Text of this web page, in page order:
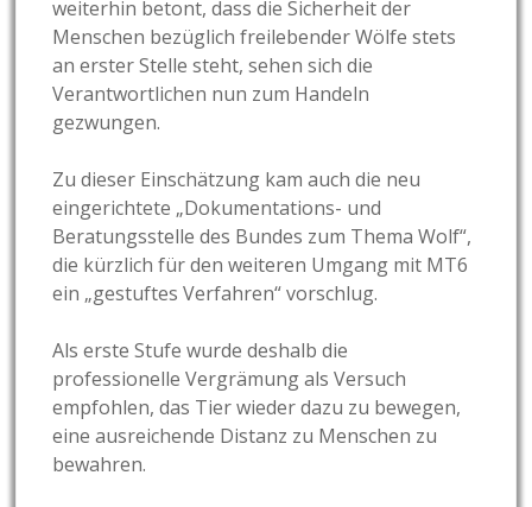
weiterhin betont, dass die Sicherheit der
Menschen bezüglich freilebender Wölfe stets
an erster Stelle steht, sehen sich die
Verantwortlichen nun zum Handeln
gezwungen.
Zu dieser Einschätzung kam auch die neu
eingerichtete „Dokumentations- und
Beratungsstelle des Bundes zum Thema Wolf“,
die kürzlich für den weiteren Umgang mit MT6
ein „gestuftes Verfahren“ vorschlug.
Als erste Stufe wurde deshalb die
professionelle Vergrämung als Versuch
empfohlen, das Tier wieder dazu zu bewegen,
eine ausreichende Distanz zu Menschen zu
bewahren.